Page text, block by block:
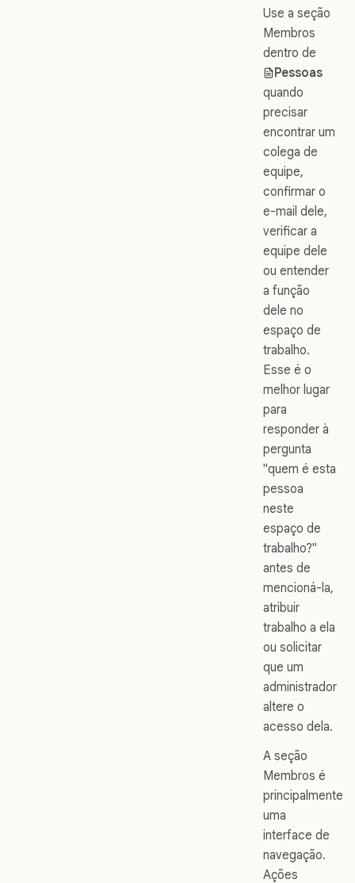
Use a seção
Membros
dentro de
Pessoas
quando
precisar
encontrar um
colega de
equipe,
confirmar o
e-mail dele,
verificar a
equipe dele
ou entender
a função
dele no
espaço de
trabalho.
Esse é o
melhor lugar
para
responder à
pergunta
"quem é esta
pessoa
neste
espaço de
trabalho?"
antes de
mencioná-la,
atribuir
trabalho a ela
ou solicitar
que um
administrador
altere o
acesso dela.
A seção
Membros é
principalmente
uma
interface de
navegação.
Ações